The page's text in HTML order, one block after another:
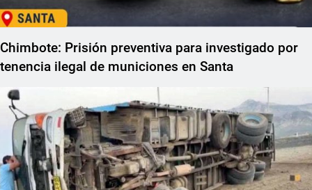
Chimbote: Prisión preventiva para investigado por
tenencia ilegal de municiones en Santa